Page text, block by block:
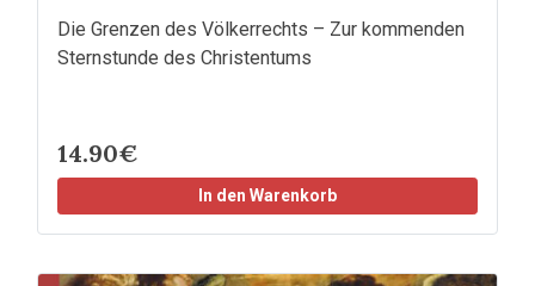
Die Grenzen des Völkerrechts – Zur kommenden
Sternstunde des Christentums
14.90€
In den Warenkorb